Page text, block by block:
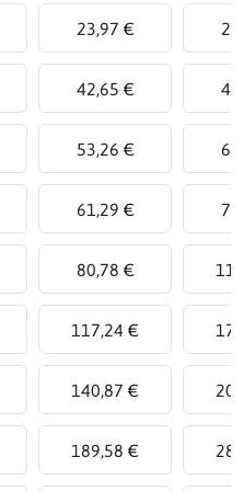
23,97 €
42,65 €
53,26 €
61,29 €
80,78 €
117,24 €
140,87 €
189,58 €